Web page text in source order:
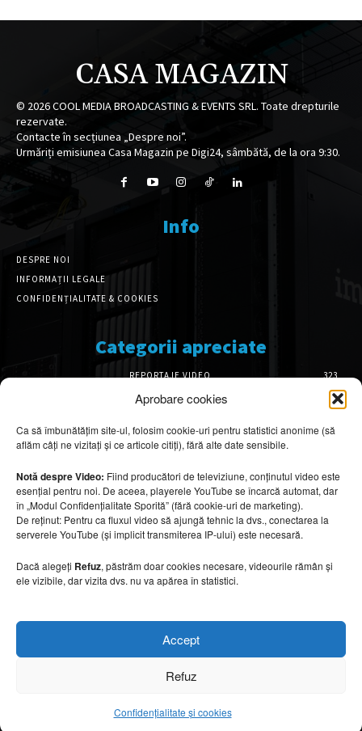
Aprobare cookies
Ca să îmbunătățim site-ul, folosim cookie-uri pentru statistici anonime (să
aflăm câți ne vizitați și ce articole citiți), fără alte date sensibile.
Notă despre Video: Fiind producători de televiziune, conținutul video este
esențial pentru noi. De aceea, playerele YouTube se încarcă automat, dar
în „Modul Confidențialitate Sporită” (fără cookie-uri de marketing).
De reținut: Pentru ca fluxul video să ajungă tehnic la dvs., conectarea la
serverele YouTube (și implicit transmiterea IP-ului) este necesară.
Dacă alegeți Refuz, păstrăm doar cookies necesare, videourile rămân și
ele vizibile, dar vizita dvs. nu va apărea în statistici.
Accept
Refuz
Confidențialitate și cookies
CASA MAGAZIN
© 2026COOL MEDIA BROADCASTING & EVENTS SRL. Toate drepturile
rezervate.
Contacte în secțiunea „Despre noi”.
Urmăriți emisiunea Casa Magazin pe Digi24, sâmbătă, de la ora 9:30.
Info
DESPRE NOI
INFORMAȚII LEGALE
CONFIDENȚIALITATE & COOKIES
Categorii apreciate
REPORTAJE VIDEO
323
AMENAJĂRI INTERIOARE
126
DESIGN INTERIOR
64
ARHITECTURĂ & DESIGN
OPINII & ANALIZE
43
Articole recomandate
Cele mai impresionante cabane moderne
7 august 2026
Ouse Valley Viaduct, construcția care
7 august 2026